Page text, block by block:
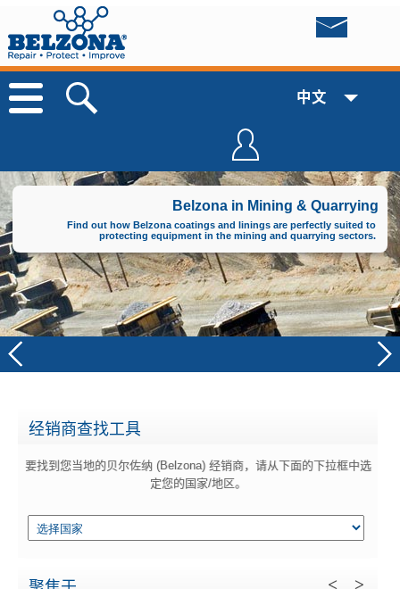
中文
Belzona in Mining & Quarrying
Find out how Belzona coatings and linings are perfectly suited to
protecting equipment in the mining and quarrying sectors.
经销商查找工具
要找到您当地的贝尔佐纳 (Belzona) 经销商，请从下面的下拉框中选
定您的国家/地区。